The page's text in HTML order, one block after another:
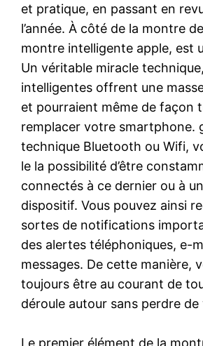
et pratique, en passant en
l’année. À côté de la montre
montre intelligente apple, est
Un véritable miracle
intelligentes offrent une
et pourraient même de façon
remplacer votre smartphone.
technique Bluetooth ou Wifi,
le la possibilité d’être
connectés à ce dernier ou à
dispositif. Vous pouvez ainsi
sortes de notifications
des alertes téléphoniques, e-
messages. De cette manière,
toujours être au courant de
déroule autour sans perdre
Le premier élément de la